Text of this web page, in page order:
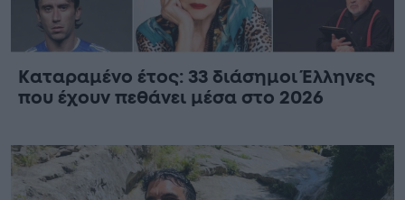
Καταραμένο έτος: 33 διάσημοι Έλληνες
που έχουν πεθάνει μέσα στο 2026